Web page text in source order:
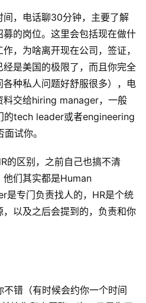
，电话聊30分钟，主要了解
的岗位。这里会包括现在做什
，为啥离开现在公司，签证，
是美国的极限了，而且你完全
种私人问题好舒服很多），电
交给hiring manager，一般
的tech leader或者engineering
试你。
的区别，之前自己也搞不清
他们其实都是Human
是专门负责找人的，HR是个统
以及之后会提到的，负责和你
错（有时候会约你一个时间